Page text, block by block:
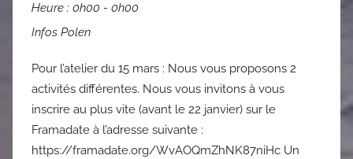
Heure : 0h00 - 0h00
Infos Polen
Pour l’atelier du 15 mars : Nous vous proposons 2
activités différentes. Nous vous invitons à vous
inscrire au plus vite (avant le 22 janvier) sur le
Framadate à l’adresse suivante :
https://framadate.org/WvAOQmZhNK87niHc Un